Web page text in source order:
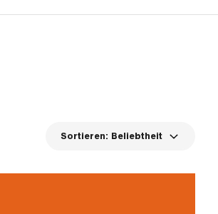
Sortieren: Beliebtheit